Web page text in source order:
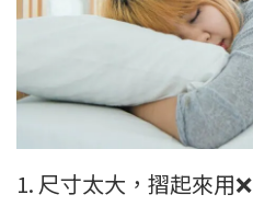
1. 尺寸太大，摺起來用❌